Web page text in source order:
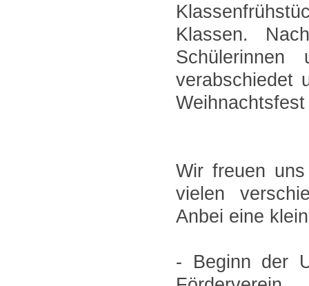
Klassen.
verabschiedet
Wir freuen
vielen
Anbei eine
- Beginn der